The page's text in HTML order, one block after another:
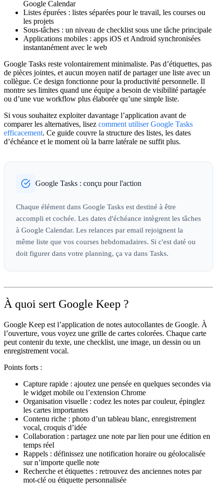
Google Calendar
Listes épurées : listes séparées pour le travail, les courses ou
les projets
Sous-tâches : un niveau de checklist sous une tâche principale
Applications mobiles : apps iOS et Android synchronisées
instantanément avec le web
Google Tasks reste volontairement minimaliste. Pas d’étiquettes, pas
de pièces jointes, et aucun moyen natif de partager une liste avec un
collègue. Ce design fonctionne pour la productivité personnelle. Il
montre ses limites quand une équipe a besoin de visibilité partagée
ou d’une vue workflow plus élaborée qu’une simple liste.
Si vous souhaitez exploiter davantage l’application avant de
comparer les alternatives, lisez comment utiliser Google Tasks
efficacement. Ce guide couvre la structure des listes, les dates
d’échéance et le moment où la barre latérale ne suffit plus.
Google Tasks : conçu pour l'action
Chaque élément dans Google Tasks est destiné à être
accompli et cochée. Les dates d'échéance intègrent les tâches
à Google Calendar. Les relances par email rejoignent la
même liste que vos courses hebdomadaires. Si c'est daté ou
doit figurer dans votre planning, ça va dans Tasks.
À quoi sert Google Keep ?
Google Keep est l’application de notes autocollantes de Google. À
l’ouverture, vous voyez une grille de cartes colorées. Chaque carte
peut contenir du texte, une checklist, une image, un dessin ou un
enregistrement vocal.
Points forts :
Capture rapide : ajoutez une pensée en quelques secondes via
le widget mobile ou l’extension Chrome
Organisation visuelle : codez les notes par couleur, épinglez
les cartes importantes
Contenu riche : photo d’un tableau blanc, enregistrement
vocal, croquis d’idée
Collaboration : partagez une note par lien pour une édition en
temps réel
Rappels : définissez une notification horaire ou géolocalisée
sur n’importe quelle note
Recherche et étiquettes : retrouvez des anciennes notes par
mot-clé ou étiquette personnalisée